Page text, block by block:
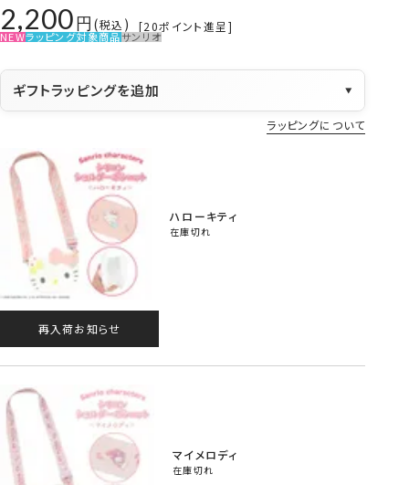
2,200 税込 [20ポイント進呈]
NEWラッピング対象商品サンリオ
ギフトラッピングを追加 ▼
ラッピングについて
ハローキティ
在庫切れ
再入荷お知らせ
マイメロディ
在庫切れ